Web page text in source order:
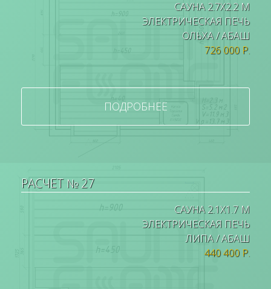
САУНА 2.7Х2.2 М
ЭЛЕКТРИЧЕСКАЯ ПЕЧЬ
ОЛЬХА / АБАШ
726 000 Р.
ПОДРОБНЕЕ
РАСЧЕТ № 27
САУНА 2.1Х1.7 М
ЭЛЕКТРИЧЕСКАЯ ПЕЧЬ
ЛИПА / АБАШ
440 400 Р.